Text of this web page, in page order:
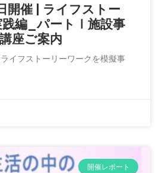
開催 | ライフストー
践編_パートⅠ施設事
座ご案内
イフストーリーワークを模擬事
開催レポート